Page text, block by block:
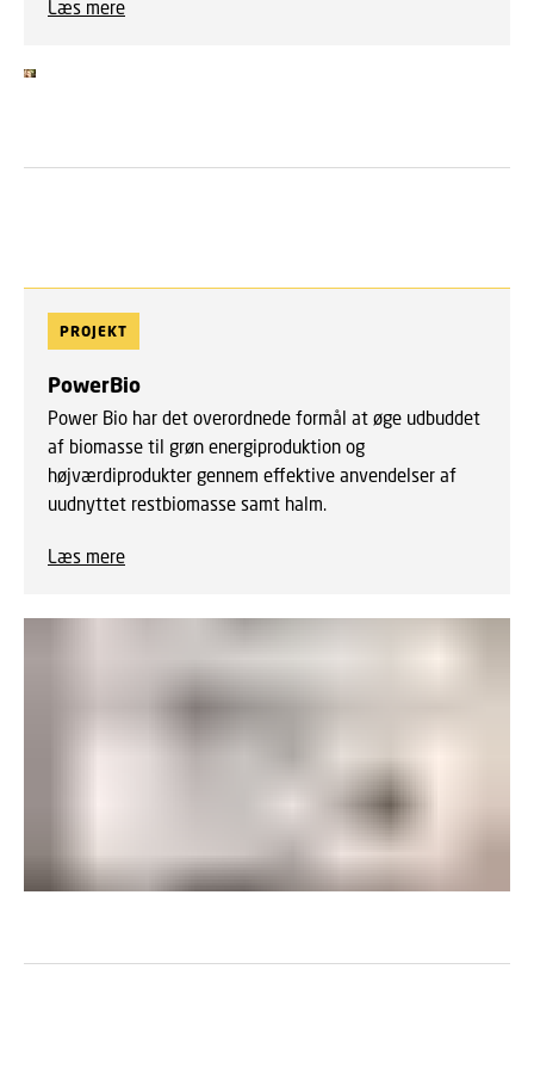
Læs mere
PROJEKT
PowerBio
Power Bio har det overordnede formål at øge udbuddet
af biomasse til grøn energiproduktion og
højværdiprodukter gennem effektive anvendelser af
uudnyttet restbiomasse samt halm.
Læs mere